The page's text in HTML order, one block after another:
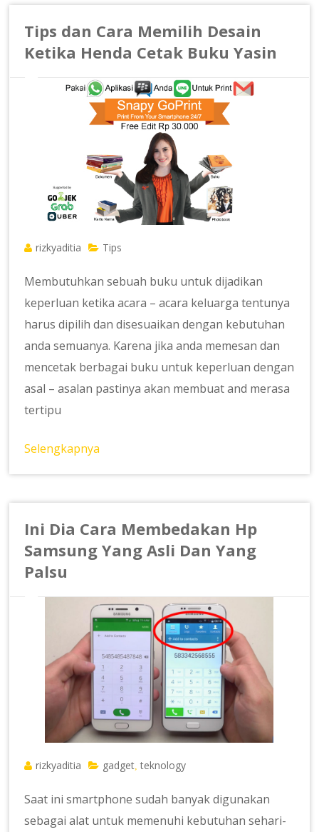
Tips dan Cara Memilih Desain
Ketika Henda Cetak Buku Yasin
rizkyaditia Tips
Membutuhkan sebuah buku untuk dijadikan
keperluan ketika acara – acara keluarga tentunya
harus dipilih dan disesuaikan dengan kebutuhan
anda semuanya. Karena jika anda memesan dan
mencetak berbagai buku untuk keperluan dengan
asal – asalan pastinya akan membuat and merasa
tertipu
Selengkapnya
Ini Dia Cara Membedakan Hp
Samsung Yang Asli Dan Yang
Palsu
rizkyaditia gadget ,teknology
Saat ini smartphone sudah banyak digunakan
sebagai alat untuk memenuhi kebutuhan sehari-